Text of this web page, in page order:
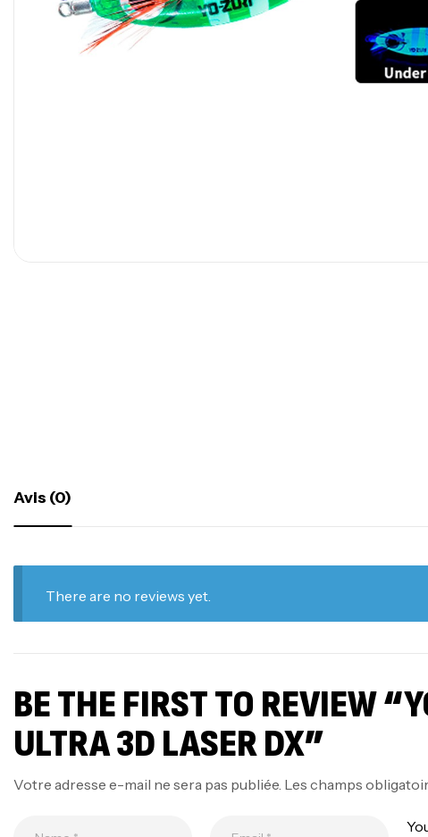
Avis (0)
There are no reviews yet.
BE THE FIRST TO REVIEW
ULTRA 3D LASER DX”
Votre adresse e-mail ne sera pas publiée. Les champs